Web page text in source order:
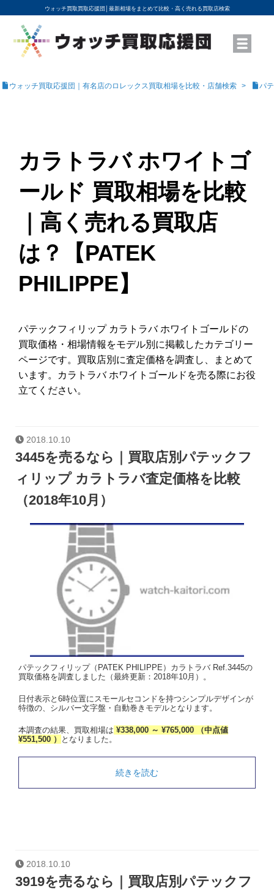
ウォッチ買取買取応援団│ 最新相場をまとめて比較・高く売れる買取店検索
YouTubeで動画を公開中
ROLEXモデル名から買取相場を調べる
高級時計ブランド名から買取相場を調べる
地域から買取店を探す
店舗名から買取店を探す
ブランド時計を高く売る方法
買取査定を依頼する
ウォッチ買取応援団｜有名店のロレックス買取相場を比較・店舗検索 パ
カラトラバ ホワイトゴ
ールド 買取相場を比較
｜高く売れる買取店
は？【PATEK
PHILIPPE】
パテックフィリップ カラトラバ ホワイトゴールドの
買取価格・相場情報をモデル別に掲載したカテゴリー
ページです。買取店別に査定価格を調査し、まとめて
います。カラトラバ ホワイトゴールドを売る際にお役
立てください。
2018.10.10
3445を売るなら｜買取店別パテックフ
ィリップ カラトラバ査定価格を比較
（2018年10月）
パテックフィリップ（PATEK PHILIPPE）カラトラバ Ref.3445の
買取価格を調査しました（最終更新：2018年10月）。
日付表示と6時位置にスモールセコンドを持つシンプルデザインが
特徴の、シルバー文字盤・自動巻きモデルとなります。
本調査の結果、買取相場は ¥338,000 ～ ¥765,000 （中点値
¥551,500 ）
となりました。
続きを読む
2018.10.10
3919を売るなら｜買取店別パテックフ